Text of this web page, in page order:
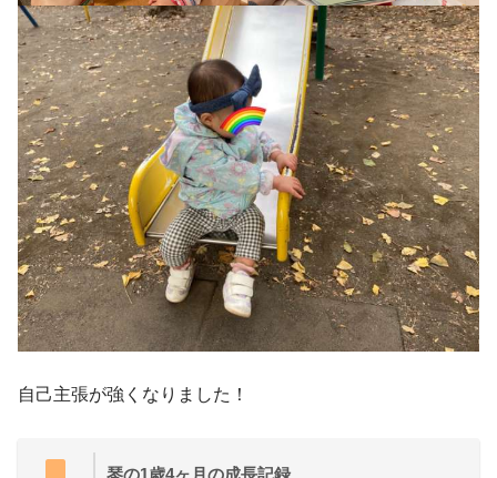
自己主張が強くなりました！
琴の1歳4ヶ月の成長記録